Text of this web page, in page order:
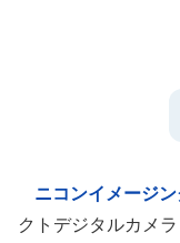
ニコンイメージ
クトデジタルカメ